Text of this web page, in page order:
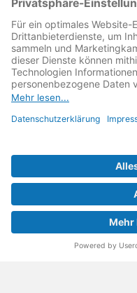
Reparatur↗ für eine
Reparaturbedingungen:
reparieren lassen, für
Erhalt der
Know-hows in
Weitere Informationen
Fachhändler finden
FAQ - häufig gestellte
© 2023 MeinMacher -
Barrierefreiheit